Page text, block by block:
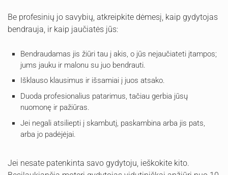
Be profesinių jo savybių, atkreipkite dėmesį, kaip gydytojas
bendrauja, ir kaip jaučiatės jūs:
Bendraudamas jis žiūri tau į akis, o jūs nejaučiateti įtampos;
jums jauku ir malonu su juo bendrauti.
Išklauso klausimus ir išsamiai į juos atsako.
Duoda profesionalius patarimus, tačiau gerbia jūsų
nuomonę ir pažiūras.
Jei negali atsiliepti į skambutį, paskambina arba jis pats,
arba jo padėjėjai.
Jei nesate patenkinta savo gydytoju, ieškokite kito.